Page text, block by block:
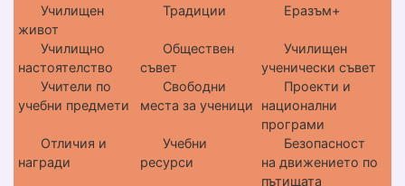
Училищен
живот
Традиции Еразъм+
Училищно
настоятелство
Обществен
съвет
Училищен
ученически съвет
Учители по
учебни предмети
Свободни
места за ученици
Проекти и
национални
програми
Отличия и
награди
Учебни
ресурси
Безопасност
на движението по
пътищата